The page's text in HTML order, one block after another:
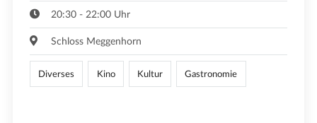
20:30 - 22:00 Uhr
Schloss Meggenhorn
Diverses Kino Kultur Gastronomie